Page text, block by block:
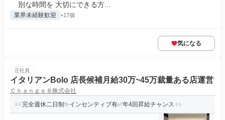
別な時間を 大切にできる方...
業界未経験歓迎 +17個
気になる
正社員
イタリアンBolo 店長候補月給30万~45万裁量ある店運営
Ｃｈａｎｇｅ８株式会社
完全週休二日制✨インセンティブ有✅年4回昇給チャンス